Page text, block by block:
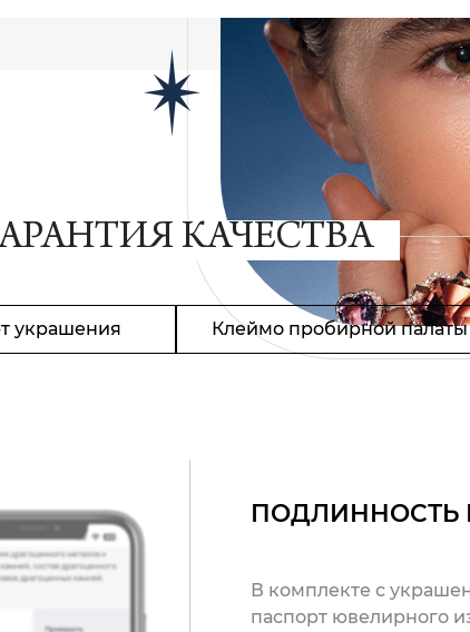
КАЧЕСТВА
украшения Клеймо пробирной
ПОДЛИННОСТЬ
В комплекте с
паспорт ювелирного